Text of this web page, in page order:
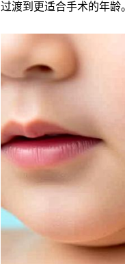
过渡到更适合手术的年龄